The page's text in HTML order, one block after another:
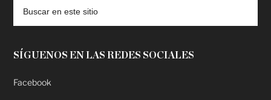
SÍGUENOS EN LAS REDES SOCIALES
Facebook